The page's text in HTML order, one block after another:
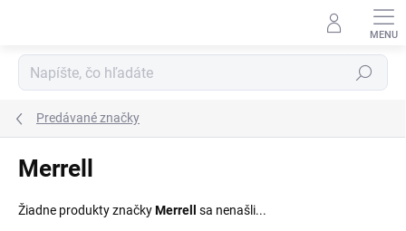
Hľadať
Predávané značky
Merrell
Žiadne produkty značkyMerrell sa nenašli...